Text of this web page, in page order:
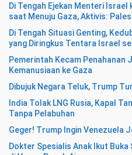
Di Tengah Ejekan Menteri Israel
saat Menuju Gaza, Aktivis:
Di Tengah Situasi Genting,
yang Diringkus Tentara Israel
Pemerintah Kecam Penahanan
Kemanusiaan ke Gaza
Dibujuk Negara Teluk, Trump
India Tolak LNG Rusia, Kapal
Tanpa Pelabuhan
Geger! Trump Ingin Venezuela
Dokter Spesialis Anak Ikut